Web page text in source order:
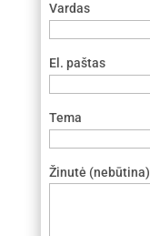
Vardas
El. paštas
Tema
Žinutė (nebūtina)